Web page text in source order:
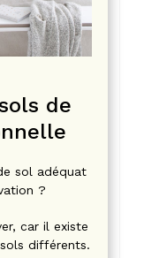
de
sol adéquat
?
car il existe
différents.